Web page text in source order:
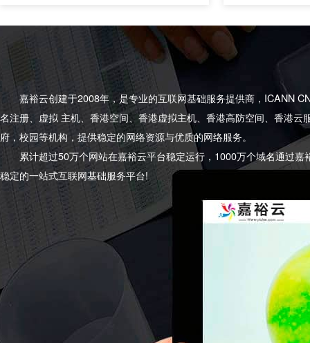
嘉裕云创建于2008年，是专业的互联网基础服务提供商，ICANN
名注册、虚拟 主机、香港空间、香港虚拟主机、香港高防空间、香港
府，校园等机构，提供稳定的网络资源与优质的网络服务。
累计超过50万个网站在嘉裕云平台稳定运行，1000万个域名通过嘉
稳定的一站式互联网基础服务平台!